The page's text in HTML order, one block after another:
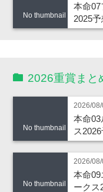
No thumbnail
本命
2025予
2026重賞まと
No thumbnail
2026/08/
本命03
ス
No thumbnail
2026/08/
本命
ークス